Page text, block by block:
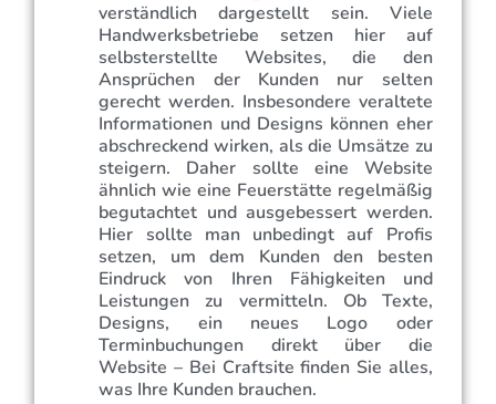
verständlich dargestellt sein. Viele
Handwerksbetriebe setzen hier auf
selbsterstellte Websites, die den
Ansprüchen der Kunden nur selten
gerecht werden. Insbesondere veraltete
Informationen und Designs können eher
abschreckend wirken, als die Umsätze zu
steigern. Daher sollte eine Website
ähnlich wie eine Feuerstätte regelmäßig
begutachtet und ausgebessert werden.
Hier sollte man unbedingt auf Profis
setzen, um dem Kunden den besten
Eindruck von Ihren Fähigkeiten und
Leistungen zu vermitteln. Ob Texte,
Designs, ein neues Logo oder
Terminbuchungen direkt über die
Website – Bei Craftsite finden Sie alles,
was Ihre Kunden brauchen.